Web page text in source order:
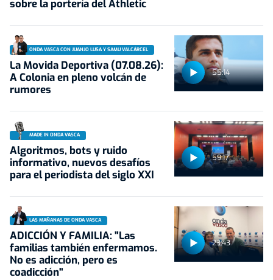
sobre la portería del Athletic
55:14
ONDA VASCA CON JUANJO LUSA Y SAMU VALCÁRCEL
La Movida Deportiva (07.08.26):
A Colonia en pleno volcán de
rumores
59:17
MADE IN ONDA VASCA
Algoritmos, bots y ruido
informativo, nuevos desafíos
para el periodista del siglo XXI
23:43
LAS MAÑANAS DE ONDA VASCA
ADICCIÓN Y FAMILIA: "Las
familias también enfermamos.
No es adicción, pero es
coadicción"